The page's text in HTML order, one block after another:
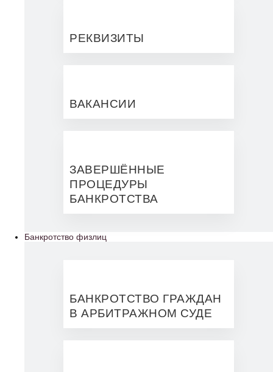
РЕКВИЗИТЫ
ВАКАНСИИ
ЗАВЕРШЁННЫЕ
ПРОЦЕДУРЫ
БАНКРОТСТВА
Банкротство физлиц
БАНКРОТСТВО ГРАЖДАН
В АРБИТРАЖНОМ СУДЕ